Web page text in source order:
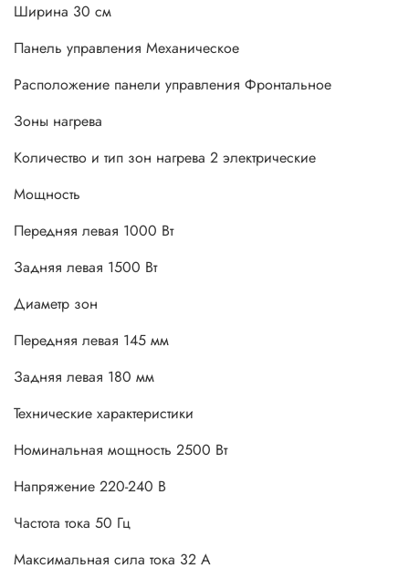
Ширина 30 см
Панель управления Механическое
Расположение панели управления Фронтальное
Зоны нагрева
Количество и тип зон нагрева 2 электрические
Мощность
Передняя левая 1000 Вт
Задняя левая 1500 Вт
Диаметр зон
Передняя левая 145 мм
Задняя левая 180 мм
Технические характеристики
Номинальная мощность 2500 Вт
Напряжение 220-240 В
Частота тока 50 Гц
Максимальная сила тока 32 А